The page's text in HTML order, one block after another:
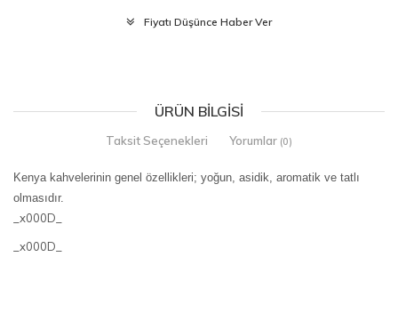
Fiyatı Düşünce Haber Ver
ÜRÜN BILGISI
Taksit Seçenekleri Yorumlar (0)
Kenya kahvelerinin genel özellikleri; yoğun, asidik, aromatik ve tatlı
olmasıdır.
_x000D_
_x000D_